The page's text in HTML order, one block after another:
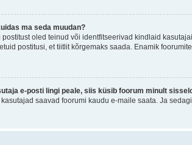
ma seda muudan?
oled teinud või identfitseerivad kindlaid
postitusi, et tiitlit kõrgemaks saada. Enamik
e-posti lingi peale, siis küsib foorum minult
saavad foorumi kaudu e-maile saata. Ja